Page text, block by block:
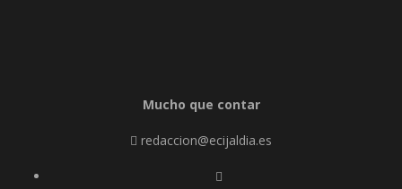
Mucho que contar
redaccion@ecijaldia.es